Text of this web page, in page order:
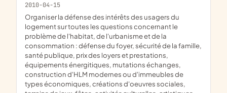
2010-04-15
organiser la défense des intérêts des usagers du
logement sur toutes les questions concernant le
problème de l'habitat, de l'urbanisme et de la
consommation : défense du foyer, sécurité de la famille,
santé publique, prix des loyers et prestations,
équipements énergitiques, mutations échanges,
construction d'HLM modernes ou d'immeubles de
types économiques, créations d'oeuvres sociales,